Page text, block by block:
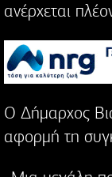
ανέρχεται
Ο Δήμαρχος
αφορμή τη